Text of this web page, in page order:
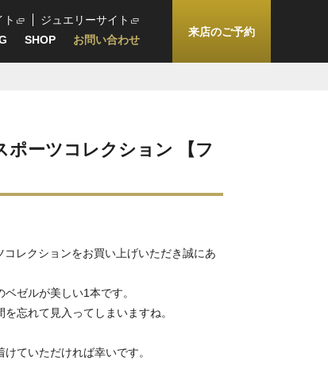
ジュエリーサイト
SHOP お問い合わせ
来店のご予約
ーツコレクション 【フ
レクションをお買い上げいただき誠にあ
ゼルが美しい1本です。
忘れて見入ってしまいますね。
ていただければ幸いです。